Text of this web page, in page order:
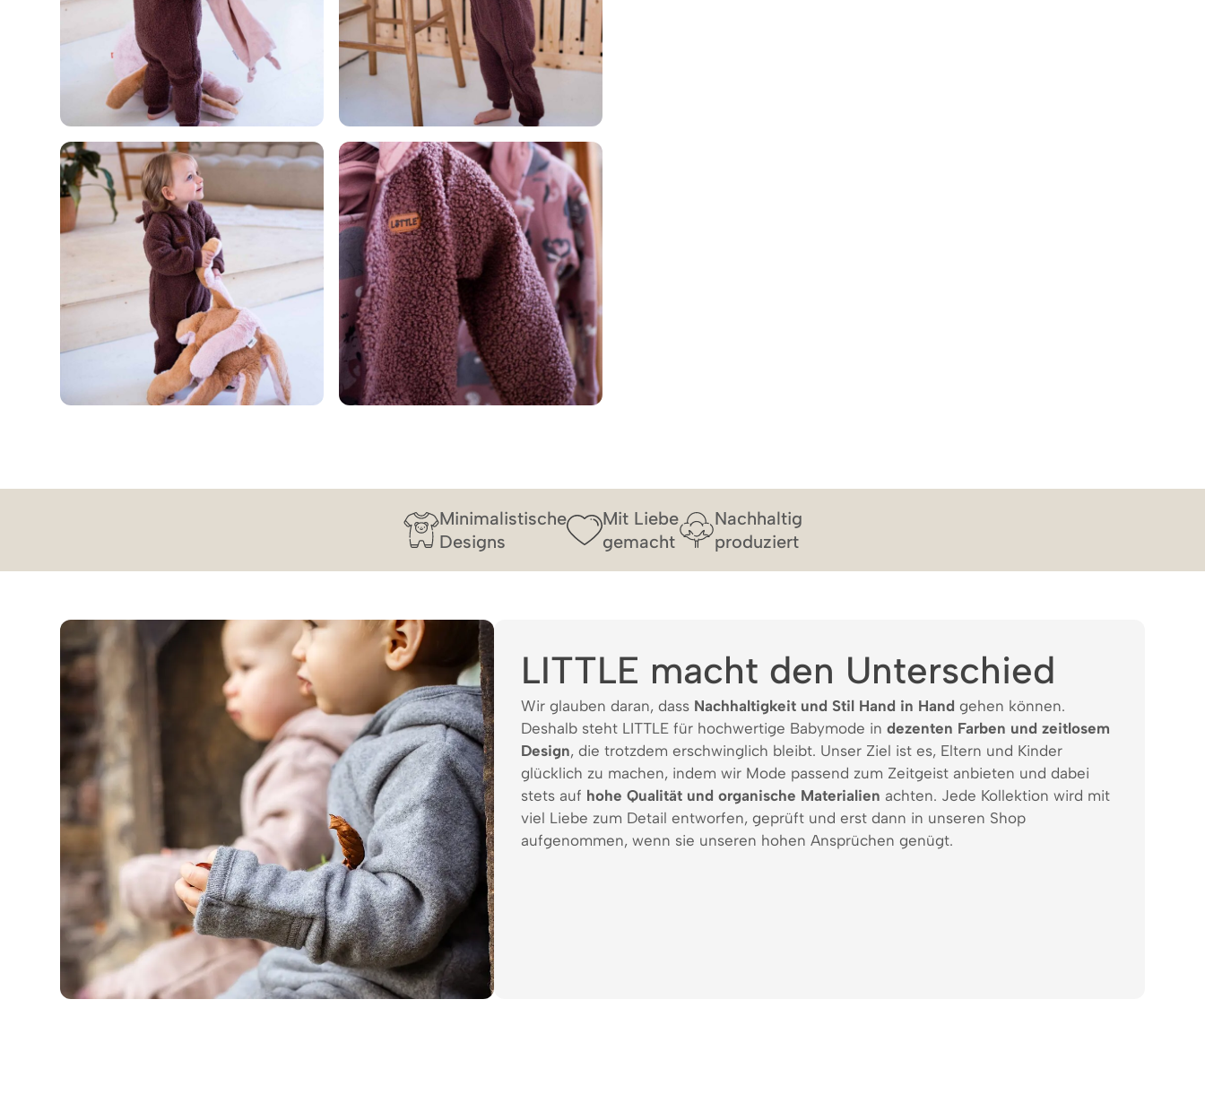
Minimalistische
Designs
Mit Liebe
gemacht
Nachhaltig
produziert
LITTLE macht den Unterschied
Wir glauben daran, dass Nachhaltigkeit und Stil Hand in Hand gehen können.
Deshalb steht LITTLE für hochwertige Babymode in dezenten Farben und zeitlosem
Design, die trotzdem erschwinglich bleibt. Unser Ziel ist es, Eltern und Kinder
glücklich zu machen, indem wir Mode passend zum Zeitgeist anbieten und dabei
stets auf hohe Qualität und organische Materialien achten. Jede Kollektion wird mit
viel Liebe zum Detail entworfen, geprüft und erst dann in unseren Shop
aufgenommen, wenn sie unseren hohen Ansprüchen genügt.